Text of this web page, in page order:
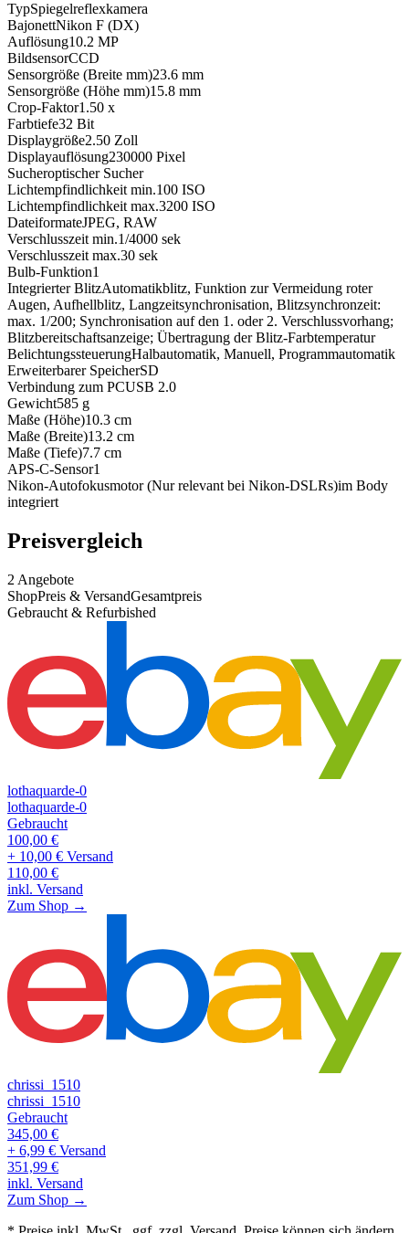
TypSpiegelreflexkamera
BajonettNikon F (DX)
Auflösung10.2 MP
BildsensorCCD
Sensorgröße (Breite mm)23.6 mm
Sensorgröße (Höhe mm)15.8 mm
Crop-Faktor1.50 x
Farbtiefe32 Bit
Displaygröße2.50 Zoll
Displayauflösung230000 Pixel
Sucheroptischer Sucher
Lichtempfindlichkeit min.100 ISO
Lichtempfindlichkeit max.3200 ISO
DateiformateJPEG, RAW
Verschlusszeit min.1/4000 sek
Verschlusszeit max.30 sek
Bulb-Funktion1
Integrierter BlitzAutomatikblitz, Funktion zur Vermeidung roter
Augen, Aufhellblitz, Langzeitsynchronisation, Blitzsynchronzeit:
max. 1/200; Synchronisation auf den 1. oder 2. Verschlussvorhang;
Blitzbereitschaftsanzeige; Übertragung der Blitz-Farbtemperatur
BelichtungssteuerungHalbautomatik, Manuell, Programmautomatik
Erweiterbarer SpeicherSD
Verbindung zum PCUSB 2.0
Gewicht585 g
Maße (Höhe)10.3 cm
Maße (Breite)13.2 cm
Maße (Tiefe)7.7 cm
APS-C-Sensor1
Nikon-Autofokusmotor (Nur relevant bei Nikon-DSLRs)im Body
integriert
Preisvergleich
2 Angebote
ShopPreis & VersandGesamtpreis
Gebraucht & Refurbished
lothaquarde-0
lothaquarde-0
Gebraucht
100,00 €
+ 10,00 € Versand
110,00 €
inkl. Versand
Zum Shop →
chrissi_1510
chrissi_1510
Gebraucht
345,00 €
+ 6,99 € Versand
351,99 €
inkl. Versand
Zum Shop →